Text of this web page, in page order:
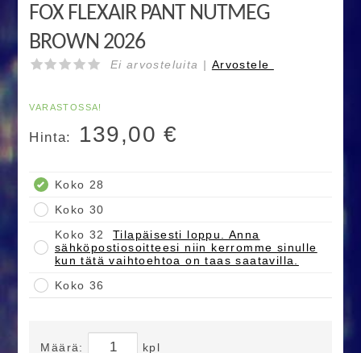
FOX FLEXAIR PANT NUTMEG
BROWN 2026
Ei arvosteluita | Arvostele
VARASTOSSA!
Hinta: 139,00€
Koko 28
Koko 30
Koko 32
Tilapäisesti loppu. Anna
sähköpostiosoitteesi niin kerromme sinulle
kun tätä vaihtoehtoa on taas saatavilla.
Koko 36
Määrä: kpl